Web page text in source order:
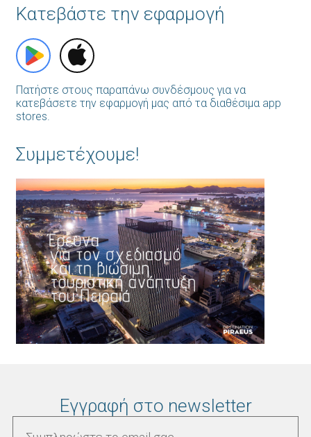
Κατεβάστε την εφαρμογή
Πατήστε στους παραπάνω συνδέσμους για να
κατεβάσετε την εφαρμογή μας από τα διαθέσιμα app
stores.
Συμμετέχουμε!
Εγγραφή στο newsletter